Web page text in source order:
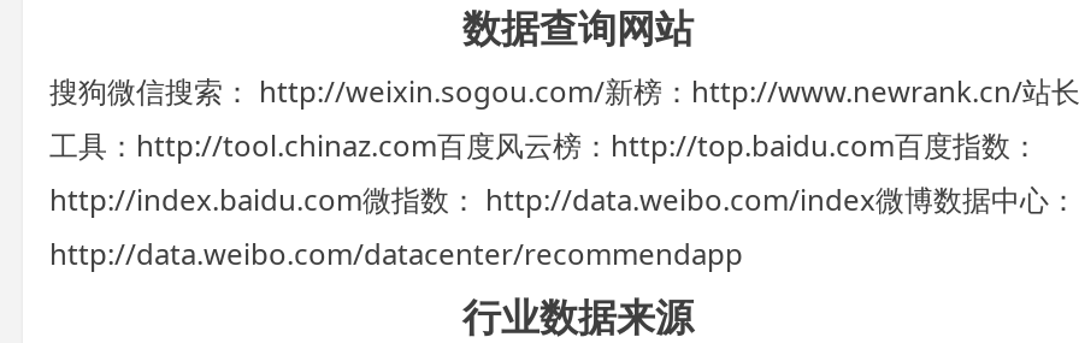
数据查询网站
搜狗微信搜索： http://weixin.sogou.com/新榜：http://www.newrank.cn/站长
工具：http://tool.chinaz.com百度风云榜：http://top.baidu.com百度指数：
http://index.baidu.com微指数： http://data.weibo.com/index微博数据中心：
http://data.weibo.com/datacenter/recommendapp
行业数据来源